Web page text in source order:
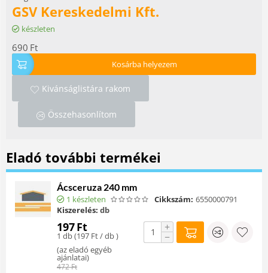
GSV Kereskedelmi Kft.
készleten
690 Ft
Kosárba helyezem
Kivánságlistára rakom
Összehasonlítom
Eladó további termékei
Ácsceruza 240 mm
1 készleten Cikkszám: 6550000791
Kiszerelés: db
197Ft
1 db (197 Ft/ db )
(az eladó egyéb
ajánlatai)
472Ft
+
−